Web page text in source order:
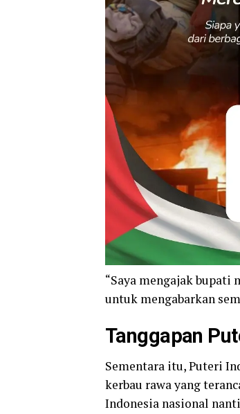
“Saya mengajak bupati
untuk mengabarkan
Tanggapan
Sementara itu, Puteri
kerbau rawa yang
Indonesia nasional